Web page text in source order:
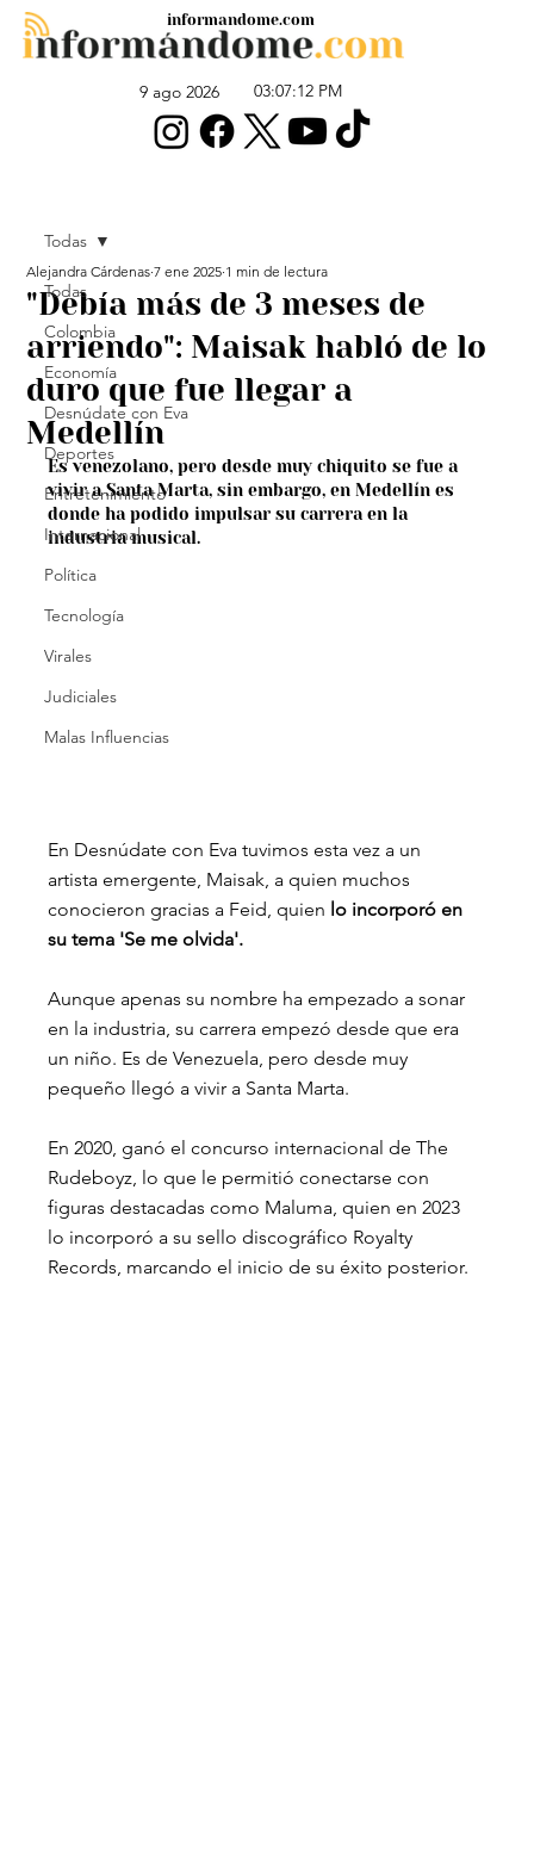
9 ago 2026 03:07:12 PM
informandome.com
Todas
Colombia
Economía
Desnúdate con Eva
Deportes
Entretenimiento
Internacional
Política
Tecnología
Virales
Judiciales
Malas Influencias
Todas
"Debía más de 3 meses de
arriendo": Maisak habló de lo
duro que fue llegar a
Medellín
Alejandra Cárdenas 7 ene 2025 1 min de lectura
Es venezolano, pero desde muy chiquito se fue a
vivir a Santa Marta, sin embargo, en Medellín es
donde ha podido impulsar su carrera en la
industria musical.
En Desnúdate con Eva tuvimos esta vez a un
artista emergente, Maisak, a quien muchos
conocieron gracias a Feid, quien lo incorporó en
su tema 'Se me olvida'.
Aunque apenas su nombre ha empezado a sonar
en la industria, su carrera empezó desde que era
un niño. Es de Venezuela, pero desde muy
pequeño llegó a vivir a Santa Marta.
En 2020, ganó el concurso internacional de The
Rudeboyz, lo que le permitió conectarse con
figuras destacadas como Maluma, quien en 2023
lo incorporó a su sello discográfico Royalty
Records, marcando el inicio de su éxito posterior.